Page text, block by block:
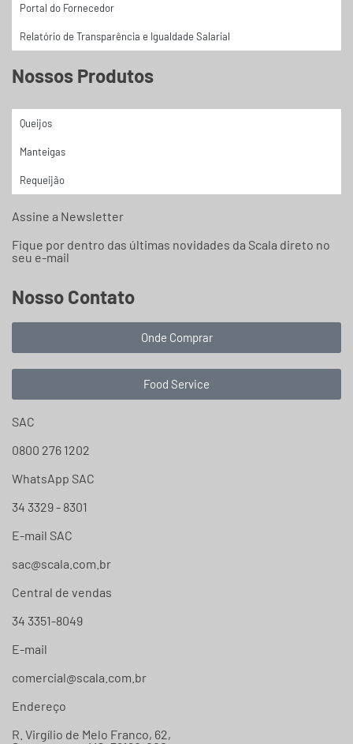
Portal do Fornecedor
Relatório de Transparência e Igualdade Salarial
Nossos Produtos
Queijos
Manteigas
Requeijão
Assine a Newsletter
Fique por dentro das últimas novidades da Scala direto no
seu e-mail
Nosso Contato
Onde Comprar
Food Service
SAC
0800 276 1202
WhatsApp SAC
34 3329 - 8301
E-mail SAC
sac@scala.com.br
Central de vendas
34 3351-8049
E-mail
comercial@scala.com.br
Endereço
R. Virgílio de Melo Franco, 62,